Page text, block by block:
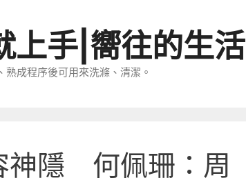
上手|嚮往的生活
成程序後可用來洗滌、清潔。
神隱 何佩珊：周